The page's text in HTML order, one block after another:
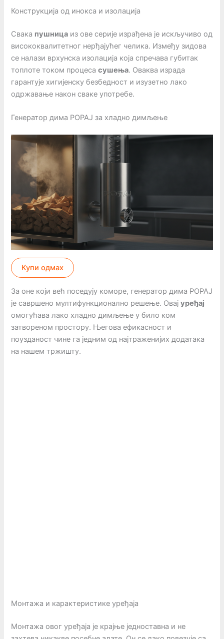
Конструкција од инокса и изолација
Свака пушница из ове серије израђена је искључиво од
висококвалитетног нерђајућег челика. Између зидова
се налази врхунска изолација која спречава губитак
топлоте током процесасушења. Оваква израда
гарантује хигијенску безбедност и изузетно лако
одржавање након сваке употребе.
Генератор дима POPAJ за хладно димљење
Купи одмах
За оне који већ поседују коморе, генератор дима POPAJ
је савршено мултифункционално решење. Овајуређај
омогућава лако хладно димљење у било ком
затвореном простору. Његова ефикасност и
поузданост чине га једним од најтраженијих додатака
на нашем тржишту.
Монтажа и карактеристике уређаја
Монтажа овог уређаја је крајње једноставна и не